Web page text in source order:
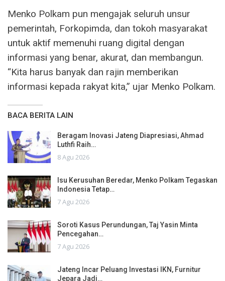
Menko Polkam pun mengajak seluruh unsur
pemerintah, Forkopimda, dan tokoh masyarakat
untuk aktif memenuhi ruang digital dengan
informasi yang benar, akurat, dan membangun.
“Kita harus banyak dan rajin memberikan
informasi kepada rakyat kita,” ujar Menko Polkam.
BACA BERITA LAIN
Beragam Inovasi Jateng Diapresiasi, Ahmad
Luthfi Raih…
8 Agu 2026
Isu Kerusuhan Beredar, Menko Polkam Tegaskan
Indonesia Tetap…
7 Agu 2026
Soroti Kasus Perundungan, Taj Yasin Minta
Pencegahan…
7 Agu 2026
Jateng Incar Peluang Investasi IKN, Furnitur
Jepara Jadi…